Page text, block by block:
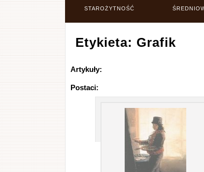
STAROŻYTNOŚĆ
Etykieta: Grafik
Artykuły:
Postaci: